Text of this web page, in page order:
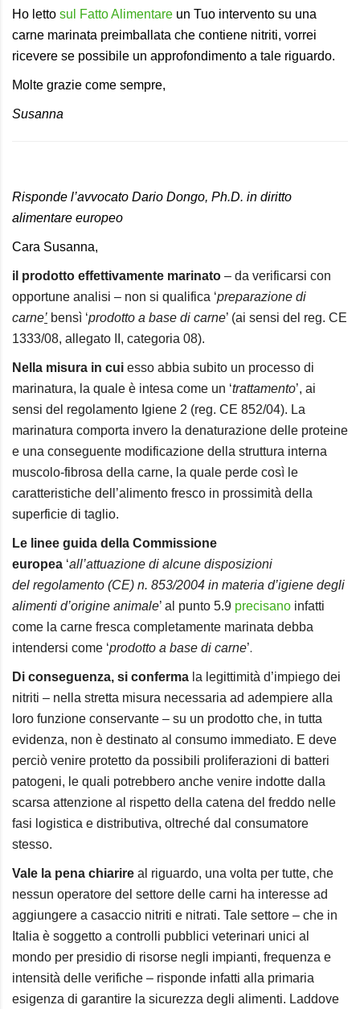
Ho letto sul Fatto Alimentare un Tuo intervento su una
carne marinata preimballata che contiene nitriti, vorrei
ricevere se possibile un approfondimento a tale riguardo.
Molte grazie come sempre,
Susanna
Risponde l’avvocato Dario Dongo, Ph.D. in diritto
alimentare europeo
Cara Susanna,
il prodotto effettivamente marinato – da verificarsi con
opportune analisi – non si qualifica ‘preparazione di
carne’ bensì ‘prodotto a base di carne’ (ai sensi del reg. CE
1333/08, allegato II, categoria 08).
Nella misura in cui esso abbia subito un processo di
marinatura, la quale è intesa come un ‘trattamento’, ai
sensi del regolamento Igiene 2 (reg. CE 852/04). La
marinatura comporta invero la denaturazione delle proteine
e una conseguente modificazione della struttura interna
muscolo-fibrosa della carne, la quale perde così le
caratteristiche dell’alimento fresco in prossimità della
superficie di taglio.
Le linee guida della Commissione
europea ‘all’attuazione di alcune disposizioni
del regolamento (CE) n. 853/2004 in materia d’igiene degli
alimenti d’origine animale’ al punto 5.9 precisano infatti
come la carne fresca completamente marinata debba
intendersi come ‘prodotto a base di carne’.
Di conseguenza, si conferma la legittimità d’impiego dei
nitriti – nella stretta misura necessaria ad adempiere alla
loro funzione conservante – su un prodotto che, in tutta
evidenza, non è destinato al consumo immediato. E deve
perciò venire protetto da possibili proliferazioni di batteri
patogeni, le quali potrebbero anche venire indotte dalla
scarsa attenzione al rispetto della catena del freddo nelle
fasi logistica e distributiva, oltreché dal consumatore
stesso.
Vale la pena chiarire al riguardo, una volta per tutte, che
nessun operatore del settore delle carni ha interesse ad
aggiungere a casaccio nitriti e nitrati. Tale settore – che in
Italia è soggetto a controlli pubblici veterinari unici al
mondo per presidio di risorse negli impianti, frequenza e
intensità delle verifiche – risponde infatti alla primaria
esigenza di garantire la sicurezza degli alimenti. Laddove